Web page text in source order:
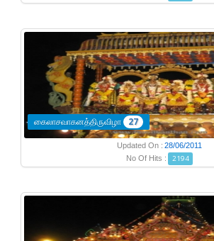
கைலாசவாகனத்திருவிழா 27
Updated On : 28/06/2011
No Of Hits :
2194